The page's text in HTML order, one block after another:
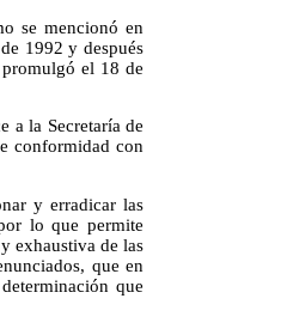
se mencionó en
1992 y después
el 18 de
a la Secretaría de
conformidad con
y erradicar las
lo que permite
exhaustiva de las
que en
que